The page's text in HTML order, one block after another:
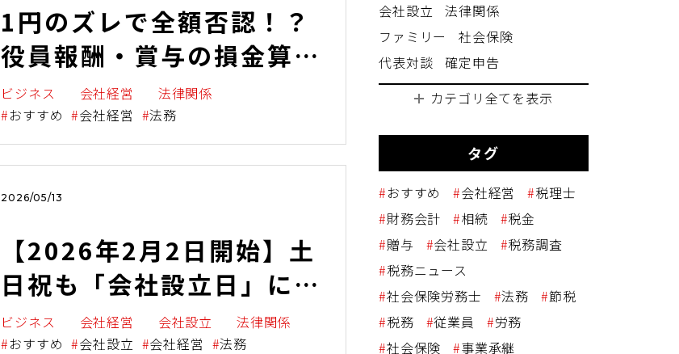
1円のズレで全額否認！？
役員報酬・賞与の損金算入
ルール！知らないと恐ろし
い「時期」と「手続き」の
盲点！
ビジネス 会社経営
法律関係
おすすめ
会社経営 法務
2026/05/13
【2026年2月2日開始】土
日祝も「会社設立日」に指
定可能！ 運用変更のポイ
ビジネス 会社経営 会社設立
法律関係
おすすめ
会社設立 会社経営
法務
会社設立
法律関係
ファミリー
社会保険
代表対談
確定申告
カテゴリ全てを表示
タグ
おすすめ 会社経営
税理士
財務会計
相続
税金
贈与
会社設立
税務調査
税務ニュース
社会保険労務士
法務
節税
税務
従業員
労務
社会保険
事業承継